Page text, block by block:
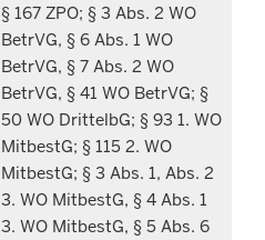
§ 167 ZPO; § 3 Abs. 2 WO
BetrVG, § 6 Abs. 1 WO
BetrVG, § 7 Abs. 2 WO
BetrVG, § 41 WO BetrVG; §
50 WO DrittelbG; § 93 1. WO
MitbestG; § 115 2. WO
MitbestG; § 3 Abs. 1, Abs. 2
3. WO MitbestG, § 4 Abs. 1
3. WO MitbestG, § 5 Abs. 6